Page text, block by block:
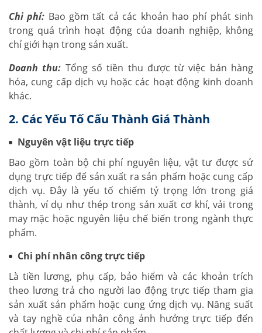
Chi phí: Bao gồm tất cả các khoản hao phí phát sinh
trong quá trình hoạt động của doanh nghiệp, không
chỉ giới hạn trong sản xuất.
Doanh thu: Tổng số tiền thu được từ việc bán hàng
hóa, cung cấp dịch vụ hoặc các hoạt động kinh doanh
khác.
2. Các Yếu Tố Cấu Thành Giá Thành
Nguyên vật liệu trực tiếp
Bao gồm toàn bộ chi phí nguyên liệu, vật tư được sử
dụng trực tiếp để sản xuất ra sản phẩm hoặc cung cấp
dịch vụ. Đây là yếu tố chiếm tỷ trọng lớn trong giá
thành, ví dụ như thép trong sản xuất cơ khí, vải trong
may mặc hoặc nguyên liệu chế biến trong ngành thực
phẩm.
Chi phí nhân công trực tiếp
Là tiền lương, phụ cấp, bảo hiểm và các khoản trích
theo lương trả cho người lao động trực tiếp tham gia
sản xuất sản phẩm hoặc cung ứng dịch vụ. Năng suất
và tay nghề của nhân công ảnh hưởng trực tiếp đến